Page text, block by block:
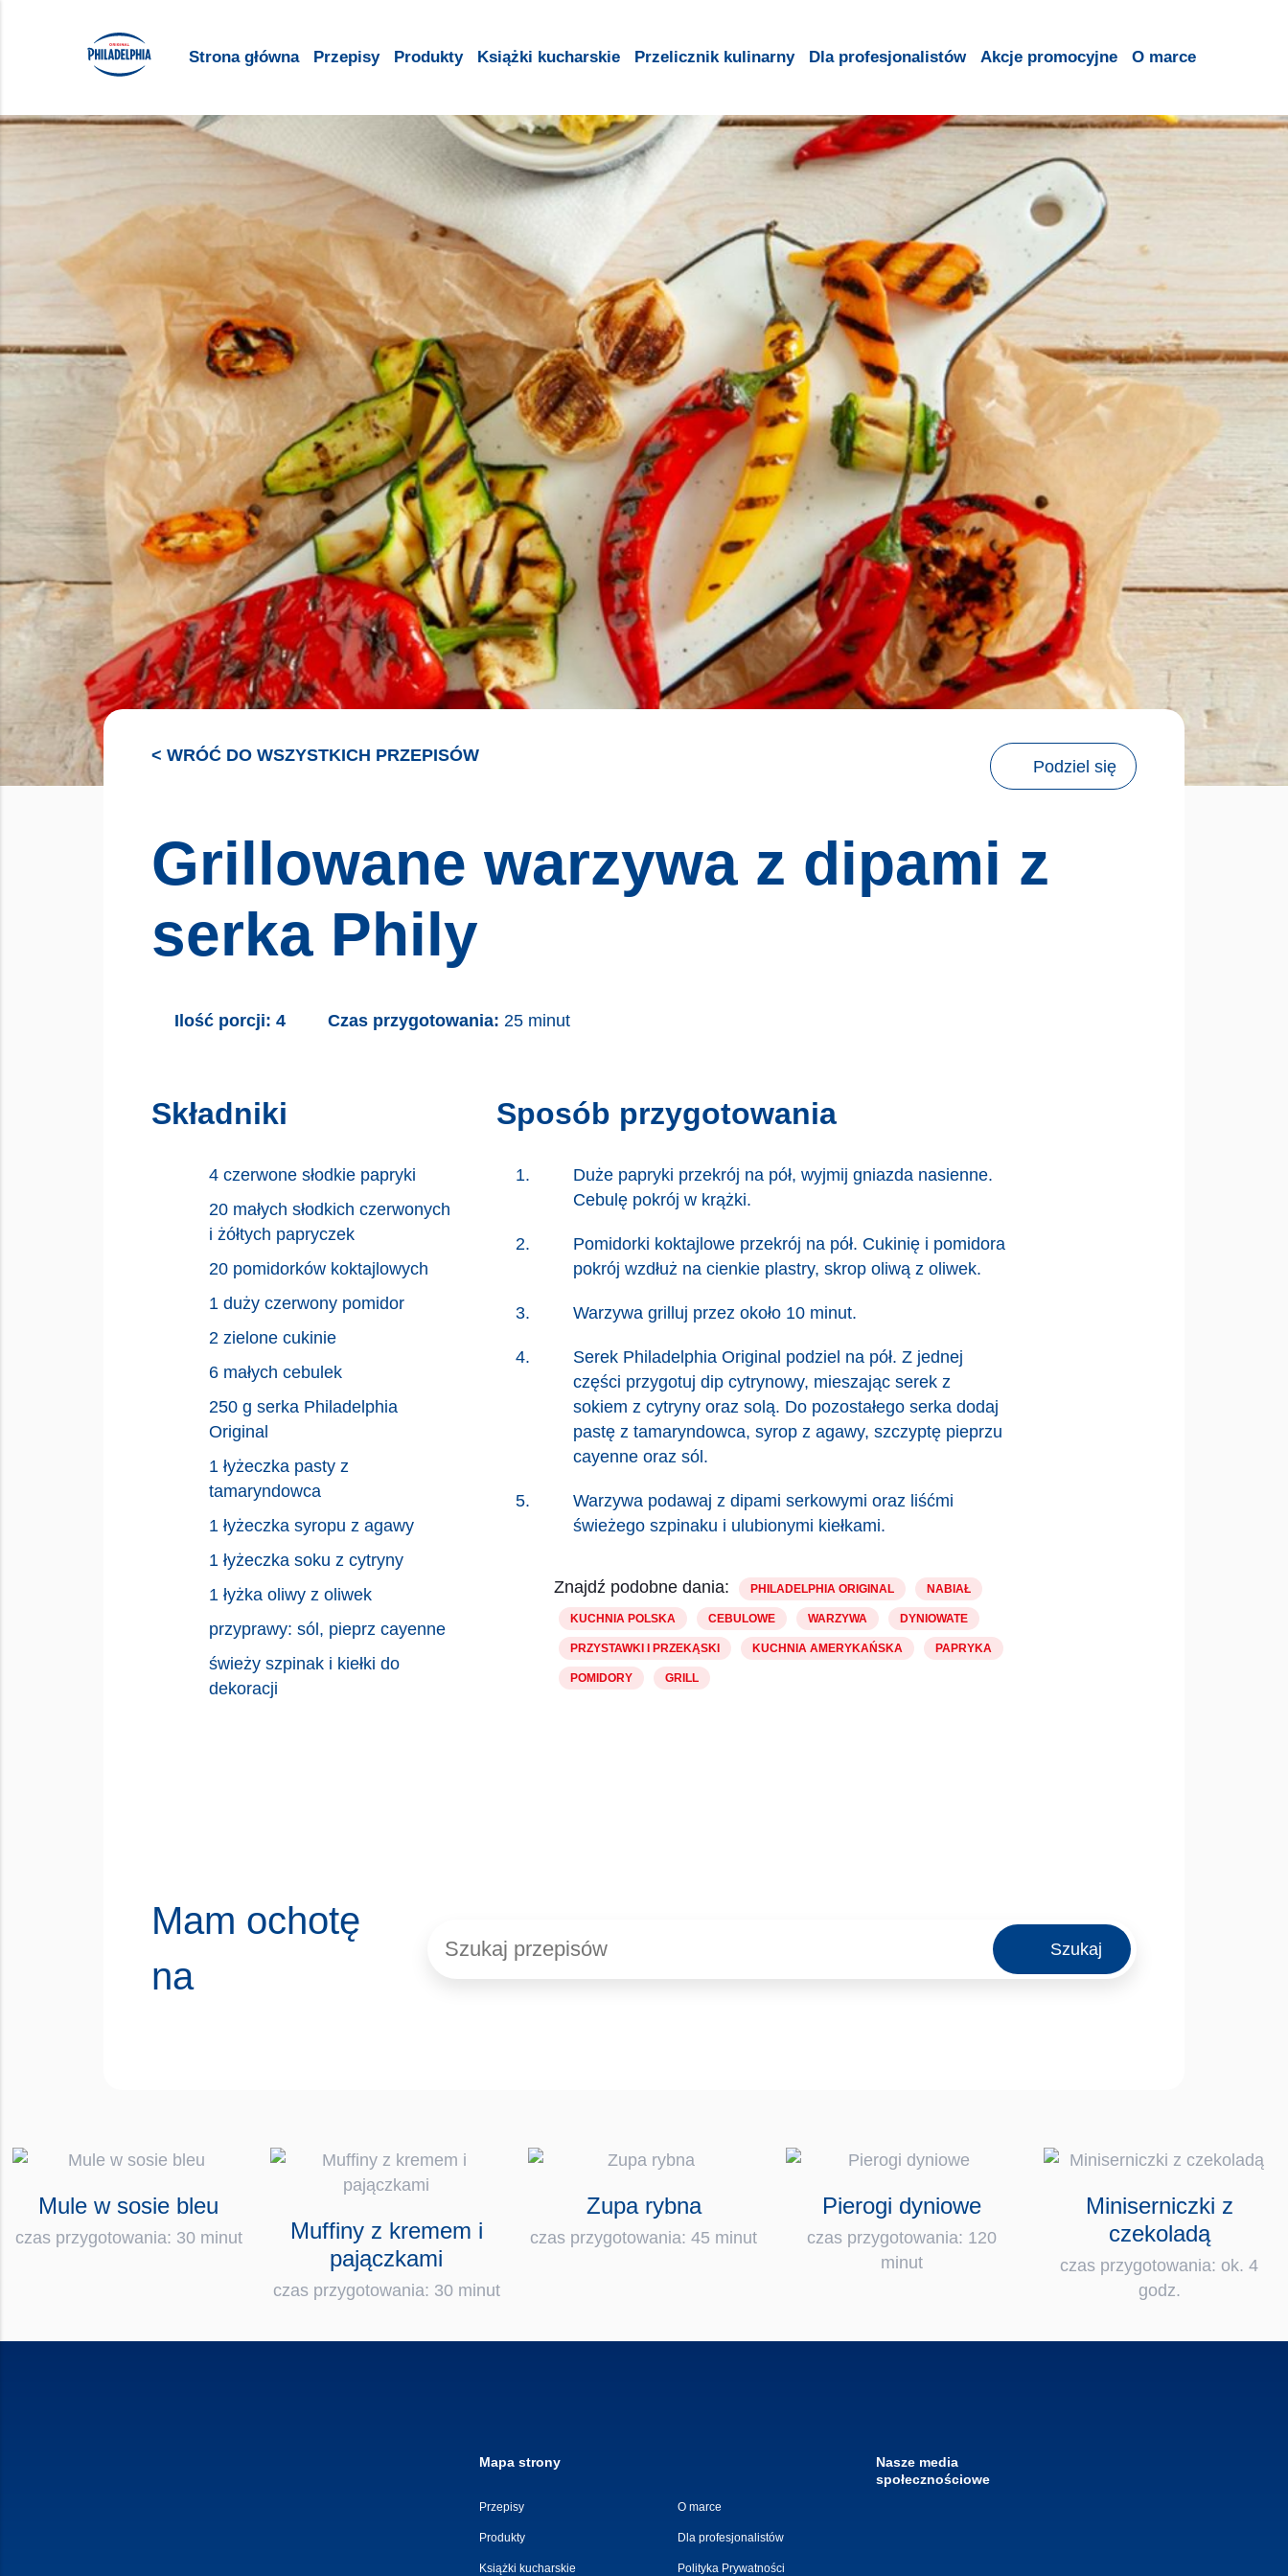
Strona główna Przepisy Produkty Książki kucharskie Przelicznik kulinarny Dla profesjonalistów Akcje promocyjne O marce
< WRÓĆ DO WSZYSTKICH PRZEPISÓW
Podziel się
Grillowane warzywa z dipami z
serka Phily
Ilość porcji: 4 Czas przygotowania: 25 minut
Składniki
4 czerwone słodkie papryki
20 małych słodkich czerwonych
i żółtych papryczek
20 pomidorków koktajlowych
1 duży czerwony pomidor
2 zielone cukinie
6 małych cebulek
250 g serka Philadelphia
Original
1 łyżeczka pasty z
tamaryndowca
1 łyżeczka syropu z agawy
1 łyżeczka soku z cytryny
1 łyżka oliwy z oliwek
przyprawy: sól, pieprz cayenne
świeży szpinak i kiełki do
dekoracji
Sposób przygotowania
Duże papryki przekrój na pół, wyjmij gniazda nasienne.
Cebulę pokrój w krążki.
Pomidorki koktajlowe przekrój na pół. Cukinię i pomidora
pokrój wzdłuż na cienkie plastry, skrop oliwą z oliwek.
Warzywa grilluj przez około 10 minut.
Serek Philadelphia Original podziel na pół. Z jednej
części przygotuj dip cytrynowy, mieszając serek z
sokiem z cytryny oraz solą. Do pozostałego serka dodaj
pastę z tamaryndowca, syrop z agawy, szczyptę pieprzu
cayenne oraz sól.
Warzywa podawaj z dipami serkowymi oraz liśćmi
świeżego szpinaku i ulubionymi kiełkami.
Znajdź podobne dania: PHILADELPHIA ORIGINAL NABIAŁ
KUCHNIA POLSKA CEBULOWE WARZYWA DYNIOWATE
PRZYSTAWKI I PRZEKĄSKI KUCHNIA AMERYKAŃSKA PAPRYKA
POMIDORY GRILL
Mam ochotę
na
Szukaj
Mule w sosie bleu
czas przygotowania: 30 minut
Muffiny z kremem i
pajączkami
czas przygotowania: 30 minut
Zupa rybna
czas przygotowania: 45 minut
Pierogi dyniowe
czas przygotowania: 120
minut
Miniserniczki z
czekoladą
czas przygotowania: ok. 4
godz.
Mapa strony
Przepisy O marce
Produkty Dla profesjonalistów
Książki kucharskie Polityka Prywatności
Nasze media
społecznościowe